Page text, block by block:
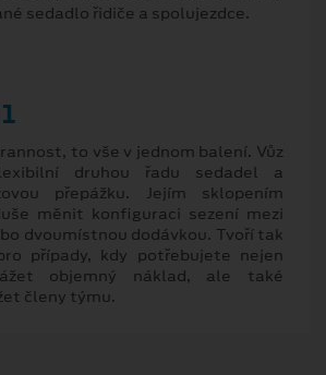
sedadlo řidiče a spolujezdce.
to vše v jednom balení. Vůz
druhou řadu sedadel a
přepážku. Jejím sklopením
měnit konfiguraci sezení mezi
dvoumístnou dodávkou. Tvoří tak
případy, kdy potřebujete nejen
objemný náklad, ale také
členy týmu.